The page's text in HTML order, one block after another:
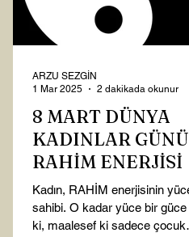
8 MART DÜNYA
KADINLAR GÜNÜ VE
RAHİM ENERJİSİ
Kadın, RAHİM enerjisinin yüce
sahibi. O kadar yüce bir güce sahip
ki, maalesef ki sadece çocuk
ARZU SEZGİN
1 Mar 2025
2 dakikada okunur